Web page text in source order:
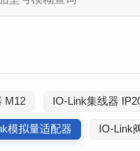
M12 IO-Link集线器
模拟量适配器 IO-Link